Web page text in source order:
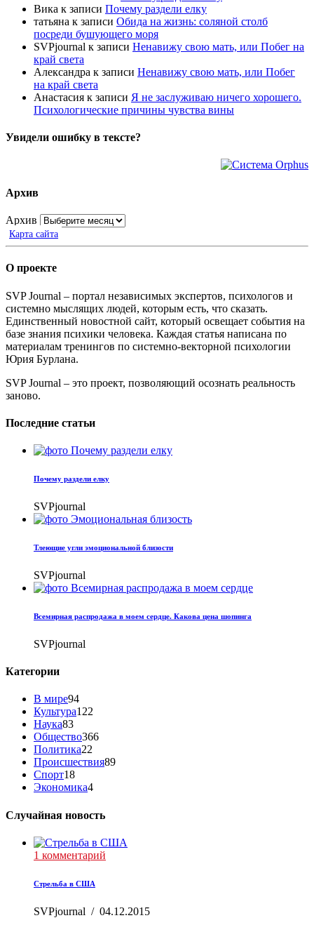
Вика к записи Почему раздели елку
татьяна к записи Обида на жизнь: соляной столб
посреди бушующего моря
SVPjournal к записи Ненавижу свою мать, или Побег на
край света
Александра к записи Ненавижу свою мать, или Побег
на край света
Анастасия к записи Я не заслуживаю ничего хорошего.
Психологические причины чувства вины
Увидели ошибку в тексте?
Архив
Архив
Карта сайта
О проекте
SVP Journal – портал независимых экспертов, психологов и
системно мыслящих людей, которым есть, что сказать.
Единственный новостной сайт, который освещает события на
базе знания психики человека. Каждая статья написана по
материалам тренингов по системно-векторной психологии
Юрия Бурлана.
SVP Journal – это проект, позволяющий осознать реальность
заново.
Последние статьи
Почему раздели елку
SVPjournal
Тлеющие угли эмоциональной близости
SVPjournal
Всемирная распродажа в моем сердце. Какова цена шопинга
SVPjournal
Категории
В мире94
Культура122
Наука83
Общество366
Политика22
Происшествия89
Спорт18
Экономика4
Случайная новость
1 комментарий
Стрельба в США
SVPjournal / 04.12.2015